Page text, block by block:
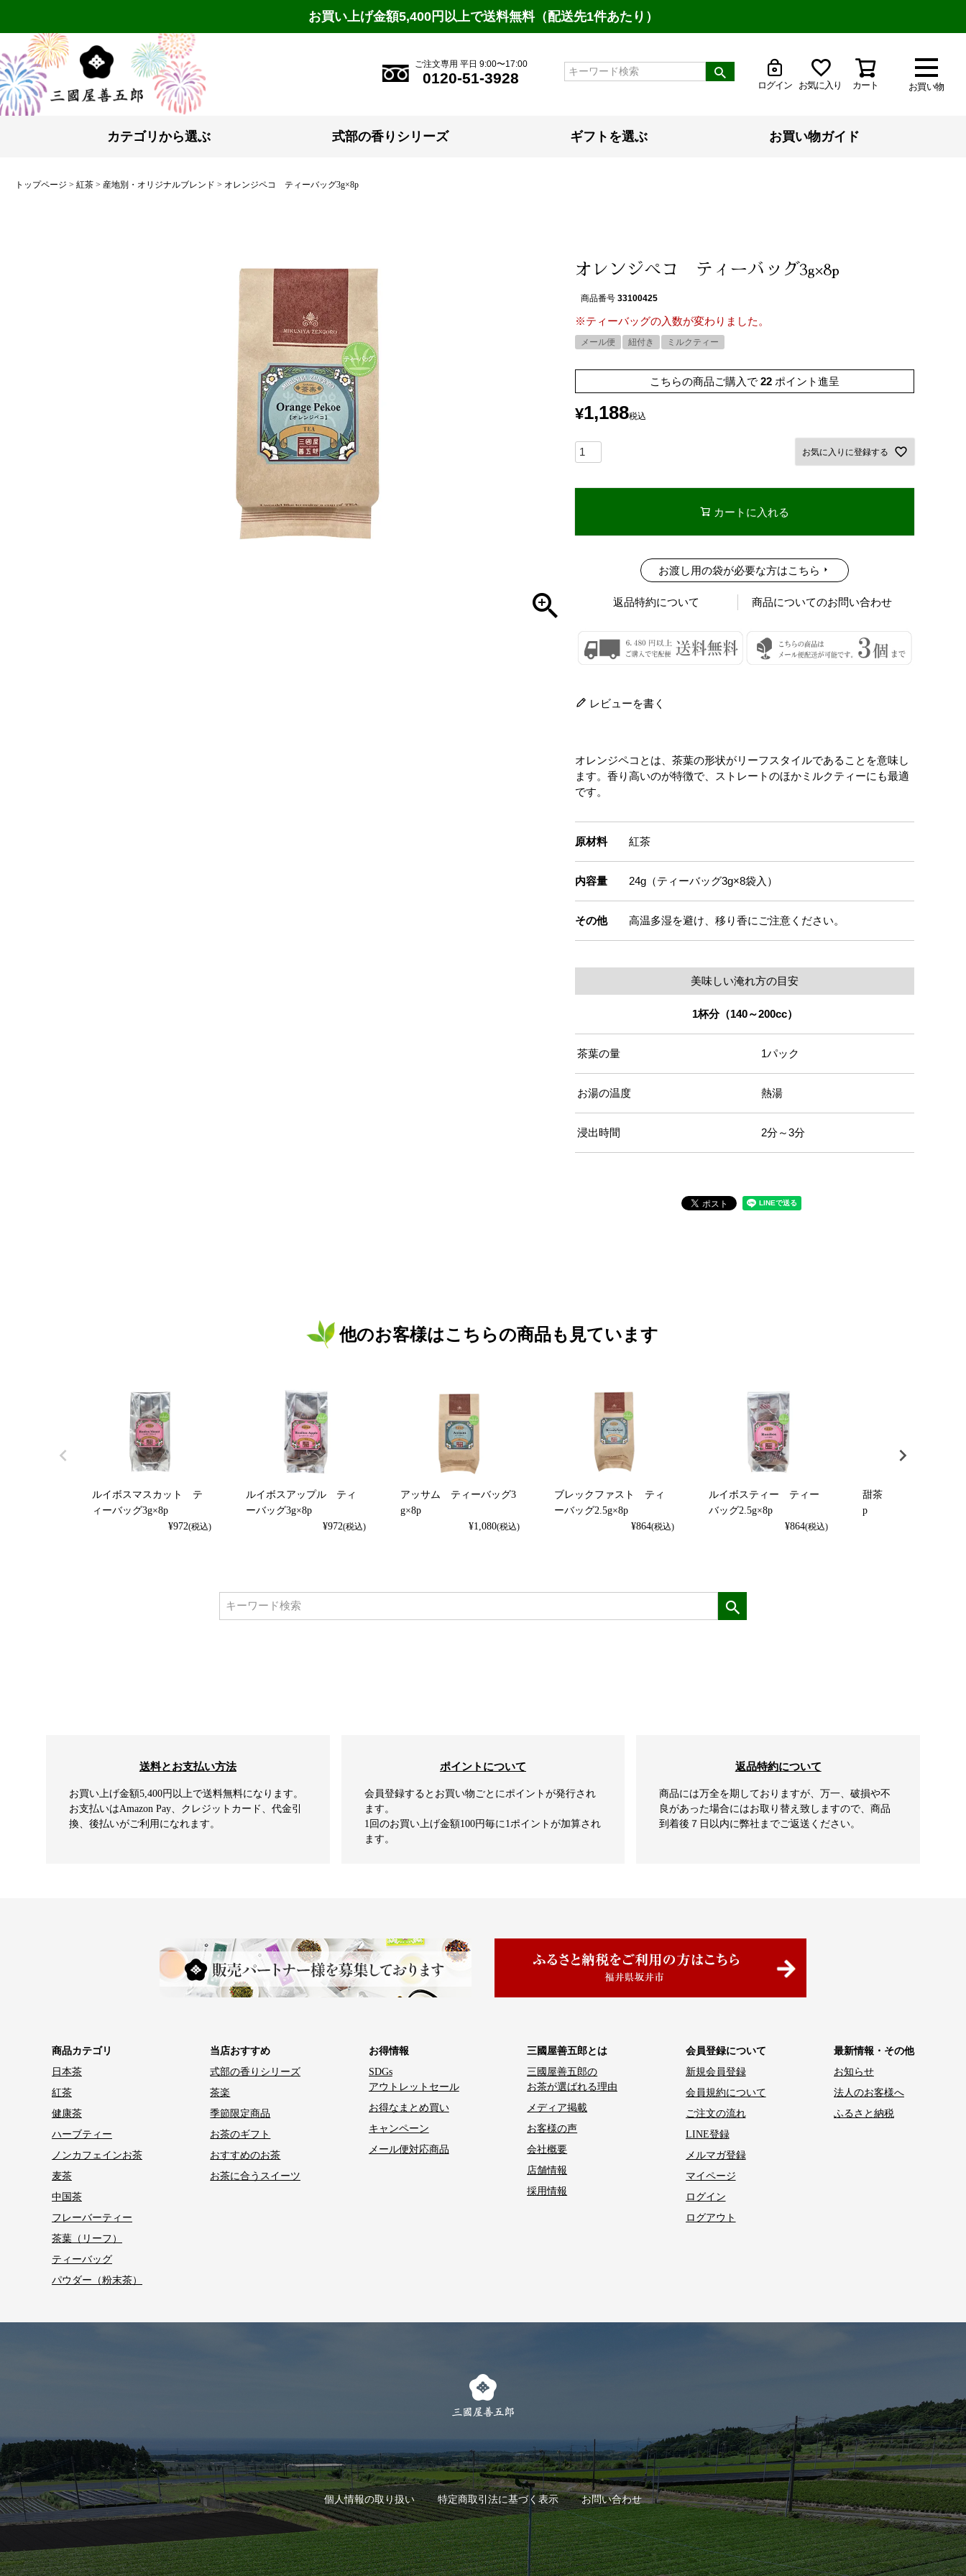
お買い上げ金額5,400円以上で送料無料（配送先1件あたり）
お買い物
ご注文専用 平日 9:00〜17:00
0120-51-3928 ログイン お気に入り カート
カテゴリから選ぶ 式部の香りシリーズ ギフトを選ぶ お買い物ガイド
トップページ 紅茶 産地別・オリジナルブレンド オレンジペコ ティーバッグ3g×8p
オレンジペコ ティーバッグ3g×8p
商品番号 33100425
※ティーバッグの入数が変わりました。
メール便 紐付き ミルクティー
こちらの商品ご購入で 22 ポイント進呈
¥1,188税込
お気に入りに登録する
カートに入れる
お渡し用の袋が必要な方はこちら
返品特約について 商品についてのお問い合わせ
レビューを書く
オレンジペコとは、茶葉の形状がリーフスタイルであることを意味し
ます。香り高いのが特徴で、ストレートのほかミルクティーにも最適
です。
原材料 紅茶
内容量 24g（ティーバッグ3g×8袋入）
その他 高温多湿を避け、移り香にご注意ください。
美味しい淹れ方の目安
1杯分（140～200cc）
茶葉の量 1パック
お湯の温度 熱湯
浸出時間 2分～3分
他のお客様はこちらの商品も見ています
ルイボスマスカット テ
ィーバッグ3g×8p
¥972(税込)
ルイボスアップル ティ
ーバッグ3g×8p
¥972(税込)
アッサム ティーバッグ3
g×8p
¥1,080(税込)
ブレックファスト ティ
ーバッグ2.5g×8p
¥864(税込)
ルイボスティー ティー
バッグ2.5g×8p
¥864(税込)
甜茶 ティーバッグ
p
送料とお支払い方法
お買い上げ金額5,400円以上で送料無料になります。
お支払いはAmazon Pay、クレジットカード、代金引
換、後払いがご利用になれます。
ポイントについて
会員登録するとお買い物ごとにポイントが発行され
ます。
1回のお買い上げ金額100円毎に1ポイントが加算され
ます。
返品特約について
商品には万全を期しておりますが、万一、破損や不
良があった場合にはお取り替え致しますので、商品
到着後７日以内に弊社までご返送ください。
商品カテゴリ
日本茶
紅茶
健康茶
ハーブティー
ノンカフェインお茶
麦茶
中国茶
フレーバーティー
茶葉（リーフ）
ティーバッグ
パウダー（粉末茶）
当店おすすめ
式部の香りシリーズ
茶楽
季節限定商品
お茶のギフト
おすすめのお茶
お茶に合うスイーツ
お得情報
SDGs
アウトレットセール
お得なまとめ買い
キャンペーン
メール便対応商品
三國屋善五郎とは
三國屋善五郎の
お茶が選ばれる理由
メディア掲載
お客様の声
会社概要
店舗情報
採用情報
会員登録について
新規会員登録
会員規約について
ご注文の流れ
LINE登録
メルマガ登録
マイページ
ログイン
ログアウト
最新情報・その他
お知らせ
法人のお客様へ
ふるさと納税
個人情報の取り扱い 特定商取引法に基づく表示 お問い合わせ